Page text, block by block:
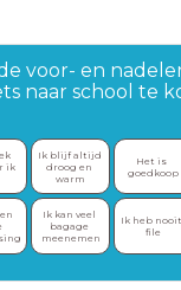
voor- en
naar school te
ik
Ik blijf altijd
droog en
warm
Het is
goedkoop
Ik kan veel
bagage
meenemen
Ik heb nooit
file